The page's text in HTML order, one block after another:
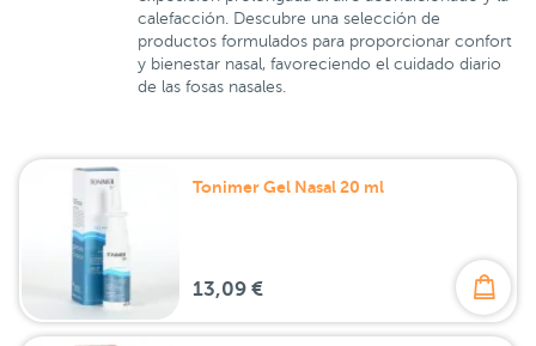
calefacción. Descubre una selección de
productos formulados para proporcionar confort
y bienestar nasal, favoreciendo el cuidado diario
de las fosas nasales.
Tonimer Gel Nasal 20 ml
13,09 €